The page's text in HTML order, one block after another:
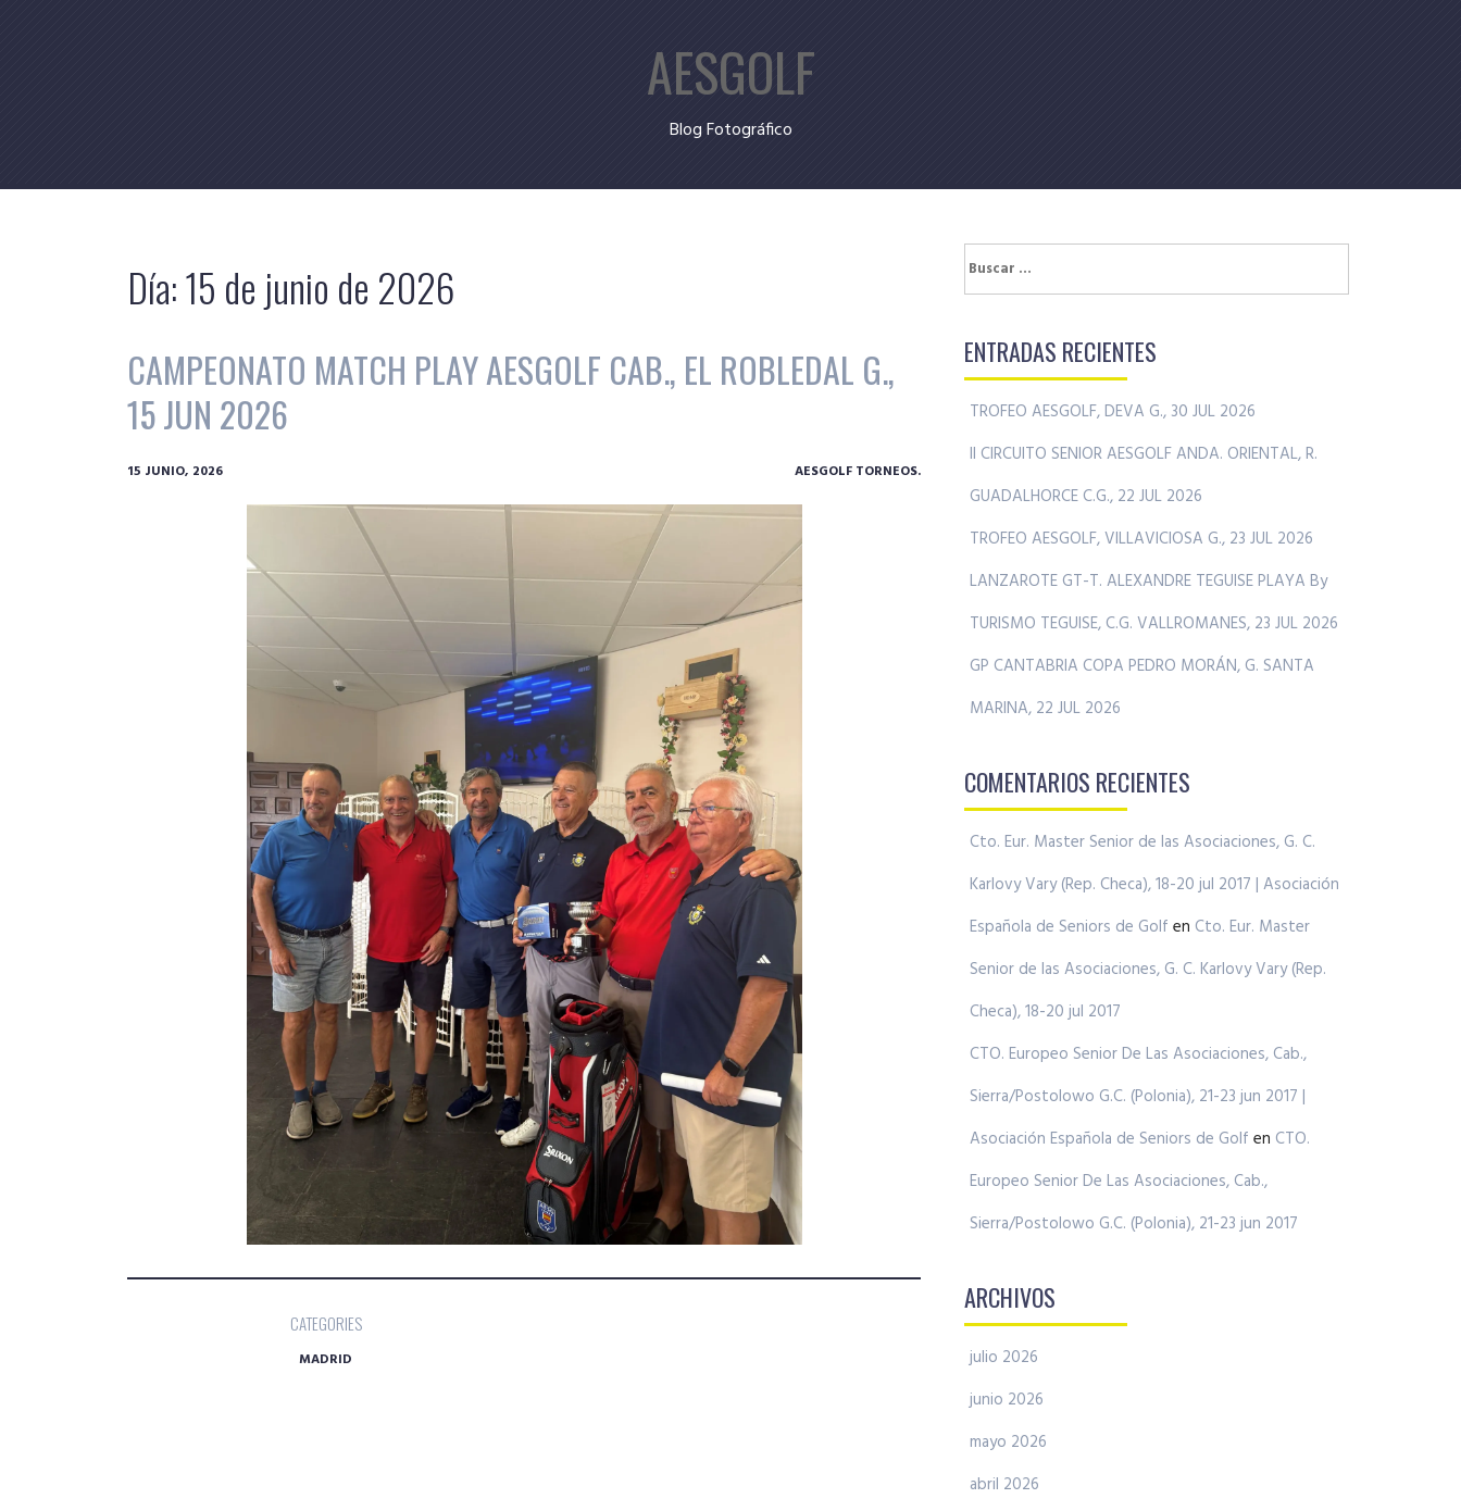
AESGOLF
Blog Fotográfico
Día:15 de junio de 2026
CAMPEONATO MATCH PLAY AESGOLF CAB., EL ROBLEDAL G.,
15 JUN 2026
15 JUNIO, 2026 AESGOLF TORNEOS.
CATEGORIES
MADRID
Buscar:
ENTRADAS RECIENTES
TROFEO AESGOLF, DEVA G., 30 JUL 2026
II CIRCUITO SENIOR AESGOLF ANDA. ORIENTAL, R.
GUADALHORCE C.G., 22 JUL 2026
TROFEO AESGOLF, VILLAVICIOSA G., 23 JUL 2026
LANZAROTE GT-T. ALEXANDRE TEGUISE PLAYA By
TURISMO TEGUISE, C.G. VALLROMANES, 23 JUL 2026
GP CANTABRIA COPA PEDRO MORÁN, G. SANTA
MARINA, 22 JUL 2026
COMENTARIOS RECIENTES
Cto. Eur. Master Senior de las Asociaciones, G. C.
Karlovy Vary (Rep. Checa), 18-20 jul 2017 | Asociación
Española de Seniors de Golf en Cto. Eur. Master
Senior de las Asociaciones, G. C. Karlovy Vary (Rep.
Checa), 18-20 jul 2017
CTO. Europeo Senior De Las Asociaciones, Cab.,
Sierra/Postolowo G.C. (Polonia), 21-23 jun 2017 |
Asociación Española de Seniors de Golf en CTO.
Europeo Senior De Las Asociaciones, Cab.,
Sierra/Postolowo G.C. (Polonia), 21-23 jun 2017
ARCHIVOS
julio 2026
junio 2026
mayo 2026
abril 2026